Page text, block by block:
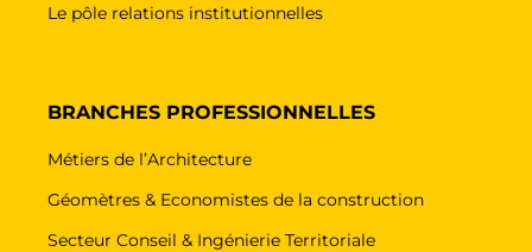
Le pôle relations institutionnelles
BRANCHES PROFESSIONNELLES
Métiers de l’Architecture
Géomètres & Economistes de la construction
Secteur Conseil & Ingénierie Territoriale